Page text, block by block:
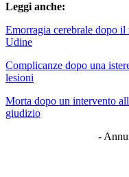
Leggi anche:
Emorragia cerebrale dopo il
Udine
Complicanze dopo una
lesioni
Morta dopo un intervento
giudizio
-